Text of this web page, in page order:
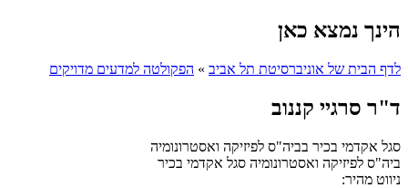
הינך נמצא כאן
לדף הבית של אוניברסיטת תל אביב » הפקולטה למדעים מדויקים
ד"ר סרגיי קננוב
סגל אקדמי בכיר בביה"ס לפיזיקה ואסטרונומיה
ביה"ס לפיזיקה ואסטרונומיה סגל אקדמי בכיר
ניווט מהיר: